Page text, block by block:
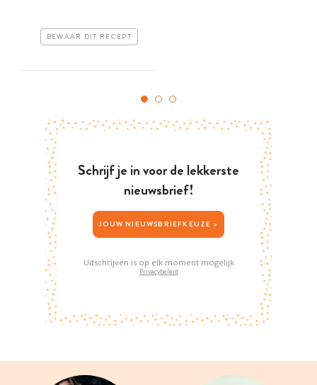
BEWAAR DIT RECEPT
Schrijf je in voor de lekkerste
nieuwsbrief!
JOUW NIEUWSBRIEFKEUZE >
Uitschrijven is op elk moment mogelijk
Privacybeleid